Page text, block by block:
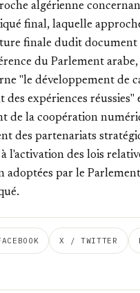
algérienne
final, laquelle
finale dudit document
du Parlement
"le développement de
des expériences réussies"
de la coopération
des partenariats
l'activation des lois
adoptées par le
X / TWITTER